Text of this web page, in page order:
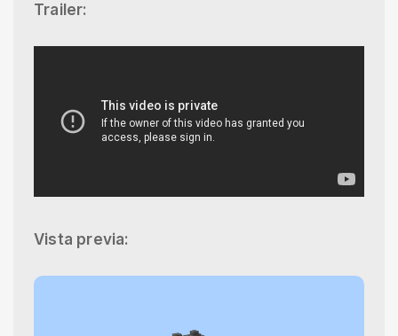
Trailer:
Vista previa: